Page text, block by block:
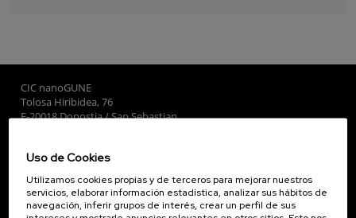
CIC nanoGUNE
Tolosa Hiribidea, 76
E-20018 Donostia / San Sebastian
Subscribe to our Newsletter
nanoGUNE
Uso de Cookies
Utilizamos cookies propias y de terceros para mejorar nuestros
servicios, elaborar información estadística, analizar sus hábitos de
navegación, inferir grupos de interés, crear un perfil de sus